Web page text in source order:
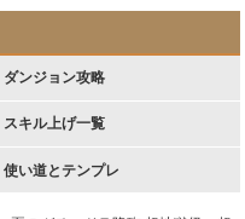
ダンジョン攻略
スキル上げ一覧
使い道とテンプレ